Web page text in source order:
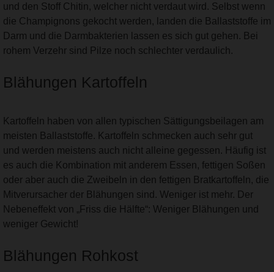
und den Stoff Chitin, welcher nicht verdaut wird. Selbst wenn
die Champignons gekocht werden, landen die Ballaststoffe im
Darm und die Darmbakterien lassen es sich gut gehen. Bei
rohem Verzehr sind Pilze noch schlechter verdaulich.
Blähungen Kartoffeln
Kartoffeln haben von allen typischen Sättigungsbeilagen am
meisten Ballaststoffe. Kartoffeln schmecken auch sehr gut
und werden meistens auch nicht alleine gegessen. Häufig ist
es auch die Kombination mit anderem Essen, fettigen Soßen
oder aber auch die Zweibeln in den fettigen Bratkartoffeln, die
Mitverursacher der Blähungen sind. Weniger ist mehr. Der
Nebeneffekt von „Friss die Hälfte“: Weniger Blähungen und
weniger Gewicht!
Blähungen Rohkost